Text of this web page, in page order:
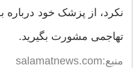
نکرد، از پزشک خود
تهاجمی مشورت بگیرید.
منبع:salamatnews.com